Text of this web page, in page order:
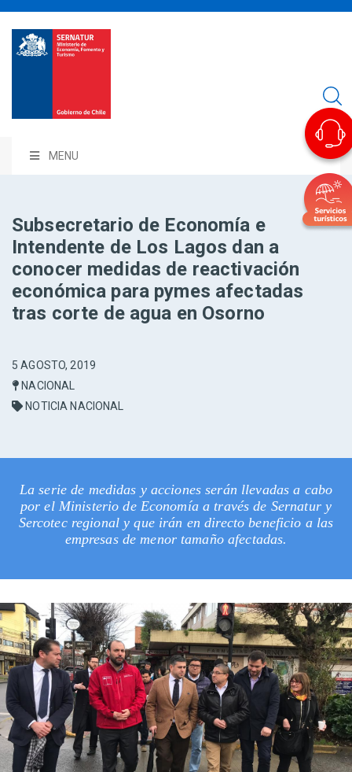
MENU
Subsecretario de Economía e
Intendente de Los Lagos dan a
conocer medidas de reactivación
económica para pymes afectadas
tras corte de agua en Osorno
5 AGOSTO, 2019
NACIONAL
NOTICIA NACIONAL
La serie de medidas y acciones serán llevadas a cabo
por el Ministerio de Economía a través de Sernatur y
Sercotec regional y que irán en directo beneficio a las
empresas de menor tamaño afectadas.